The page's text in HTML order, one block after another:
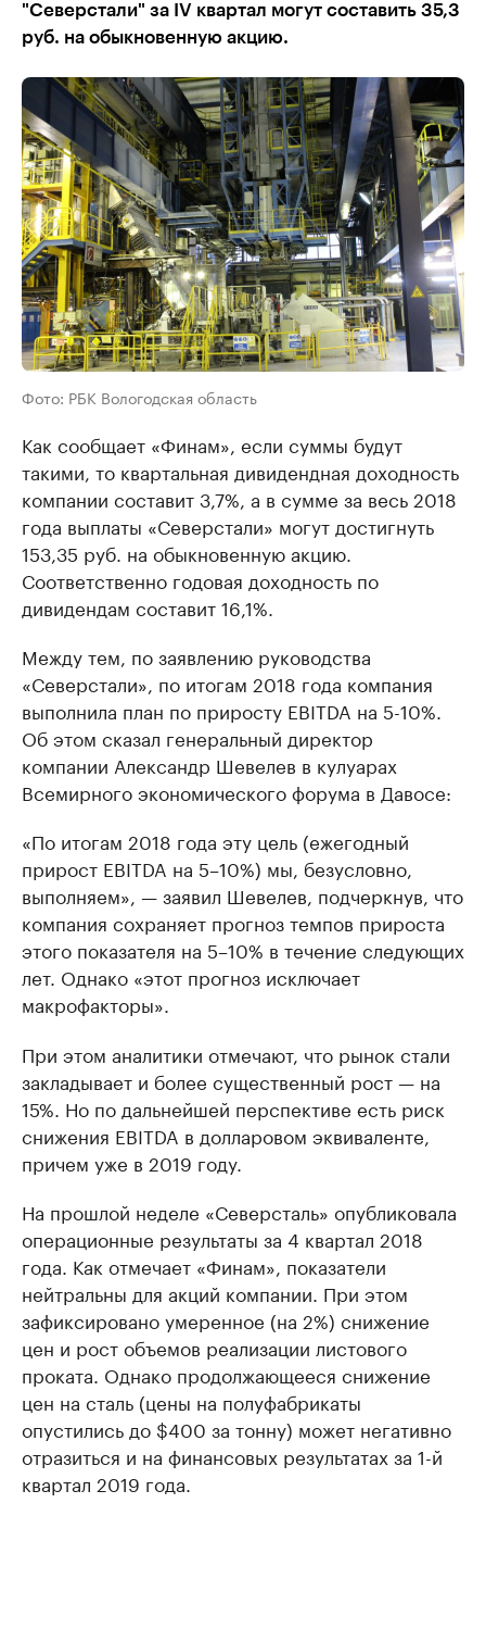
"Северстали" за IV квартал могут составить 35,3
руб. на обыкновенную акцию.
Фото: РБК Вологодская область
Как сообщает «Финам», если суммы будут
такими, то квартальная дивидендная доходность
компании составит 3,7%, а в сумме за весь 2018
года выплаты «Северстали» могут достигнуть
153,35 руб. на обыкновенную акцию.
Соответственно годовая доходность по
дивидендам составит 16,1%.
Между тем, по заявлению руководства
«Северстали», по итогам 2018 года компания
выполнила план по приросту EBITDA на 5-10%.
Об этом сказал генеральный директор
компании Александр Шевелев в кулуарах
Всемирного экономического форума в Давосе:
«По итогам 2018 года эту цель (ежегодный
прирост EBITDA на 5–10%) мы, безусловно,
выполняем», — заявил Шевелев, подчеркнув, что
компания сохраняет прогноз темпов прироста
этого показателя на 5–10% в течение следующих
лет. Однако «этот прогноз исключает
макрофакторы».
При этом аналитики отмечают, что рынок стали
закладывает и более существенный рост — на
15%. Но по дальнейшей перспективе есть риск
снижения EBITDA в долларовом эквиваленте,
причем уже в 2019 году.
На прошлой неделе «Северсталь» опубликовала
операционные результаты за 4 квартал 2018
года. Как отмечает «Финам», показатели
нейтральны для акций компании. При этом
зафиксировано умеренное (на 2%) снижение
цен и рост объемов реализации листового
проката. Однако продолжающееся снижение
цен на сталь (цены на полуфабрикаты
опустились до $400 за тонну) может негативно
отразиться и на финансовых результатах за 1-й
квартал 2019 года.